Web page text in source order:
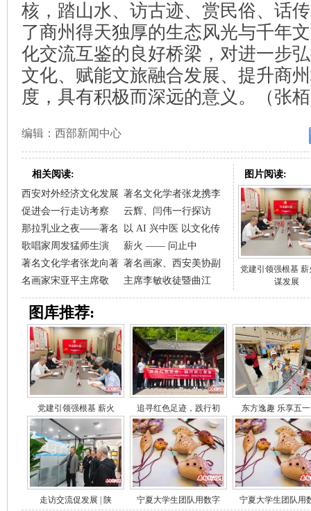
核，踏山水、访古迹、赏民俗、话
了商州得天独厚的生态风光与千年
化交流互鉴的良好桥梁，对进一步
文化、赋能文旅融合发展、提升商
度，具有积极而深远的意义。（张
编辑：西部新闻中心
相关阅读:
西安对外经济文化发展
促进会一行走访考察
著名文化学者张龙携李
云辉、闫伟一行探访
那拉乳业之夜——著名
歌唱家周发猛师生演
以 AI 兴中医 以文化传
薪火 —— 问止中
著名文化学者张龙向著
名画家宋亚平主席敬
著名画家、西安美协副
主席李敏收徒暨曲江
图片阅读:
党建引领强根基 薪
谋发展
图库推荐:
党建引领强根基 薪火 追寻红色足迹，践行初 东方逸趣 乐享五
走访交流促发展 | 陕 宁夏大学生团队用数字 宁夏大学生团队用